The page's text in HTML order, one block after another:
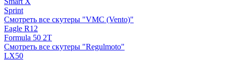
Sprint
Смотреть все скутеры "VMC (Vento)"
Eagle R12
Formula 50 2Т
Смотреть все скутеры "Regulmoto"
LX50